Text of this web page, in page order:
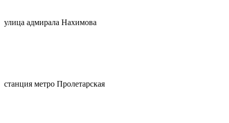
улица адмирала Нахимова
станция метро Пролетарская